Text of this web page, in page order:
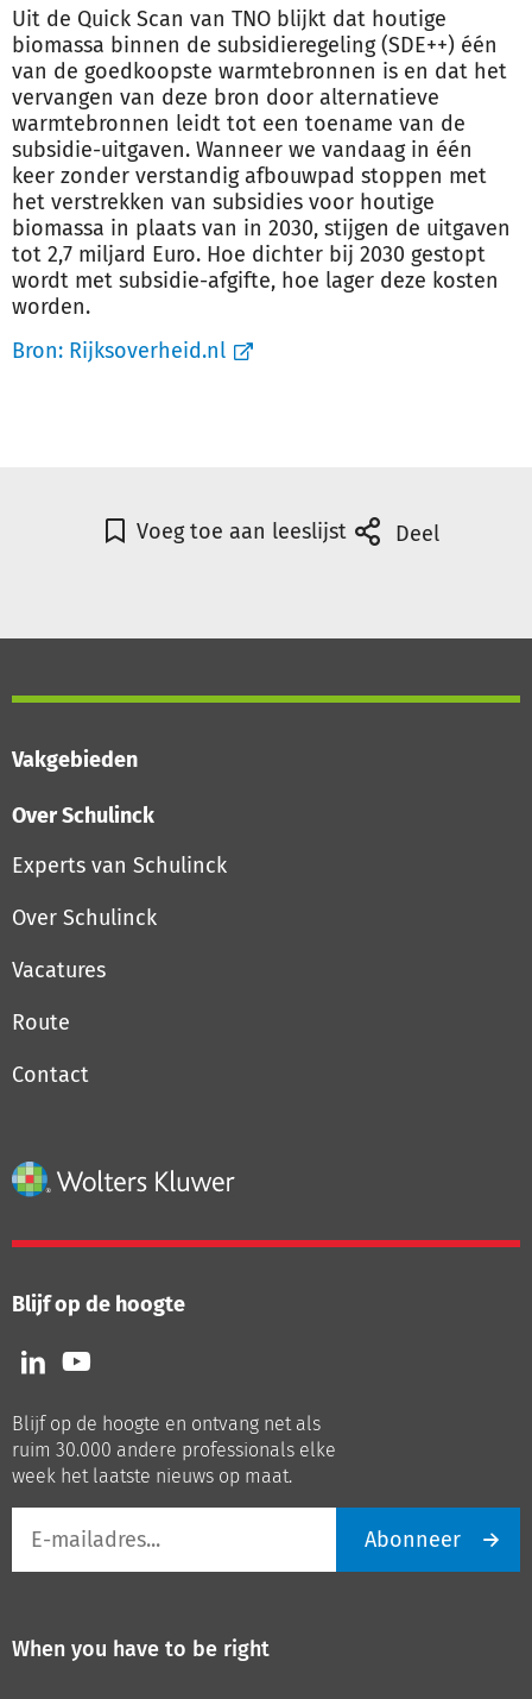
Uit de Quick Scan van TNO blijkt dat houtige
biomassa binnen de subsidieregeling (SDE++) één
van de goedkoopste warmtebronnen is en dat het
vervangen van deze bron door alternatieve
warmtebronnen leidt tot een toename van de
subsidie-uitgaven. Wanneer we vandaag in één
keer zonder verstandig afbouwpad stoppen met
het verstrekken van subsidies voor houtige
biomassa in plaats van in 2030, stijgen de uitgaven
tot 2,7 miljard Euro. Hoe dichter bij 2030 gestopt
wordt met subsidie-afgifte, hoe lager deze kosten
worden.
Bron: Rijksoverheid.nl
Voeg toe aan leeslijst Deel
Vakgebieden
Over Schulinck
Experts van Schulinck
Over Schulinck
Vacatures
Route
Contact
Blijf op de hoogte
Volg
ons
LinkedIn
Volg
ons
Youtube
Blijf op de hoogte en ontvang net als
ruim 30.000 andere professionals elke
week het laatste nieuws op maat.
mailadres
Abonneer
When you have to be right